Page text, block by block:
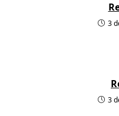
3
3